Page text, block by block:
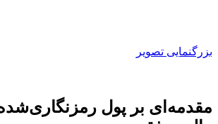
بزرگنمایی تصویر
مقدمه‌ای بر پول